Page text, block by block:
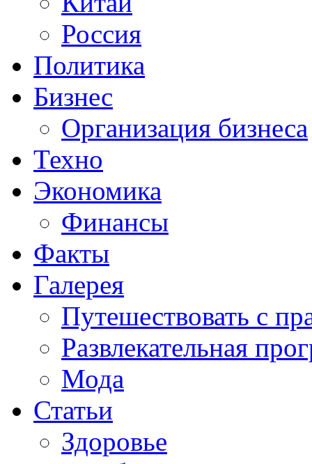
Россия
Политика
Бизнес
Организация бизнеса
Техно
Экономика
Финансы
Факты
Галерея
Путешествовать с
Развлекательная
Мода
Статьи
Здоровье